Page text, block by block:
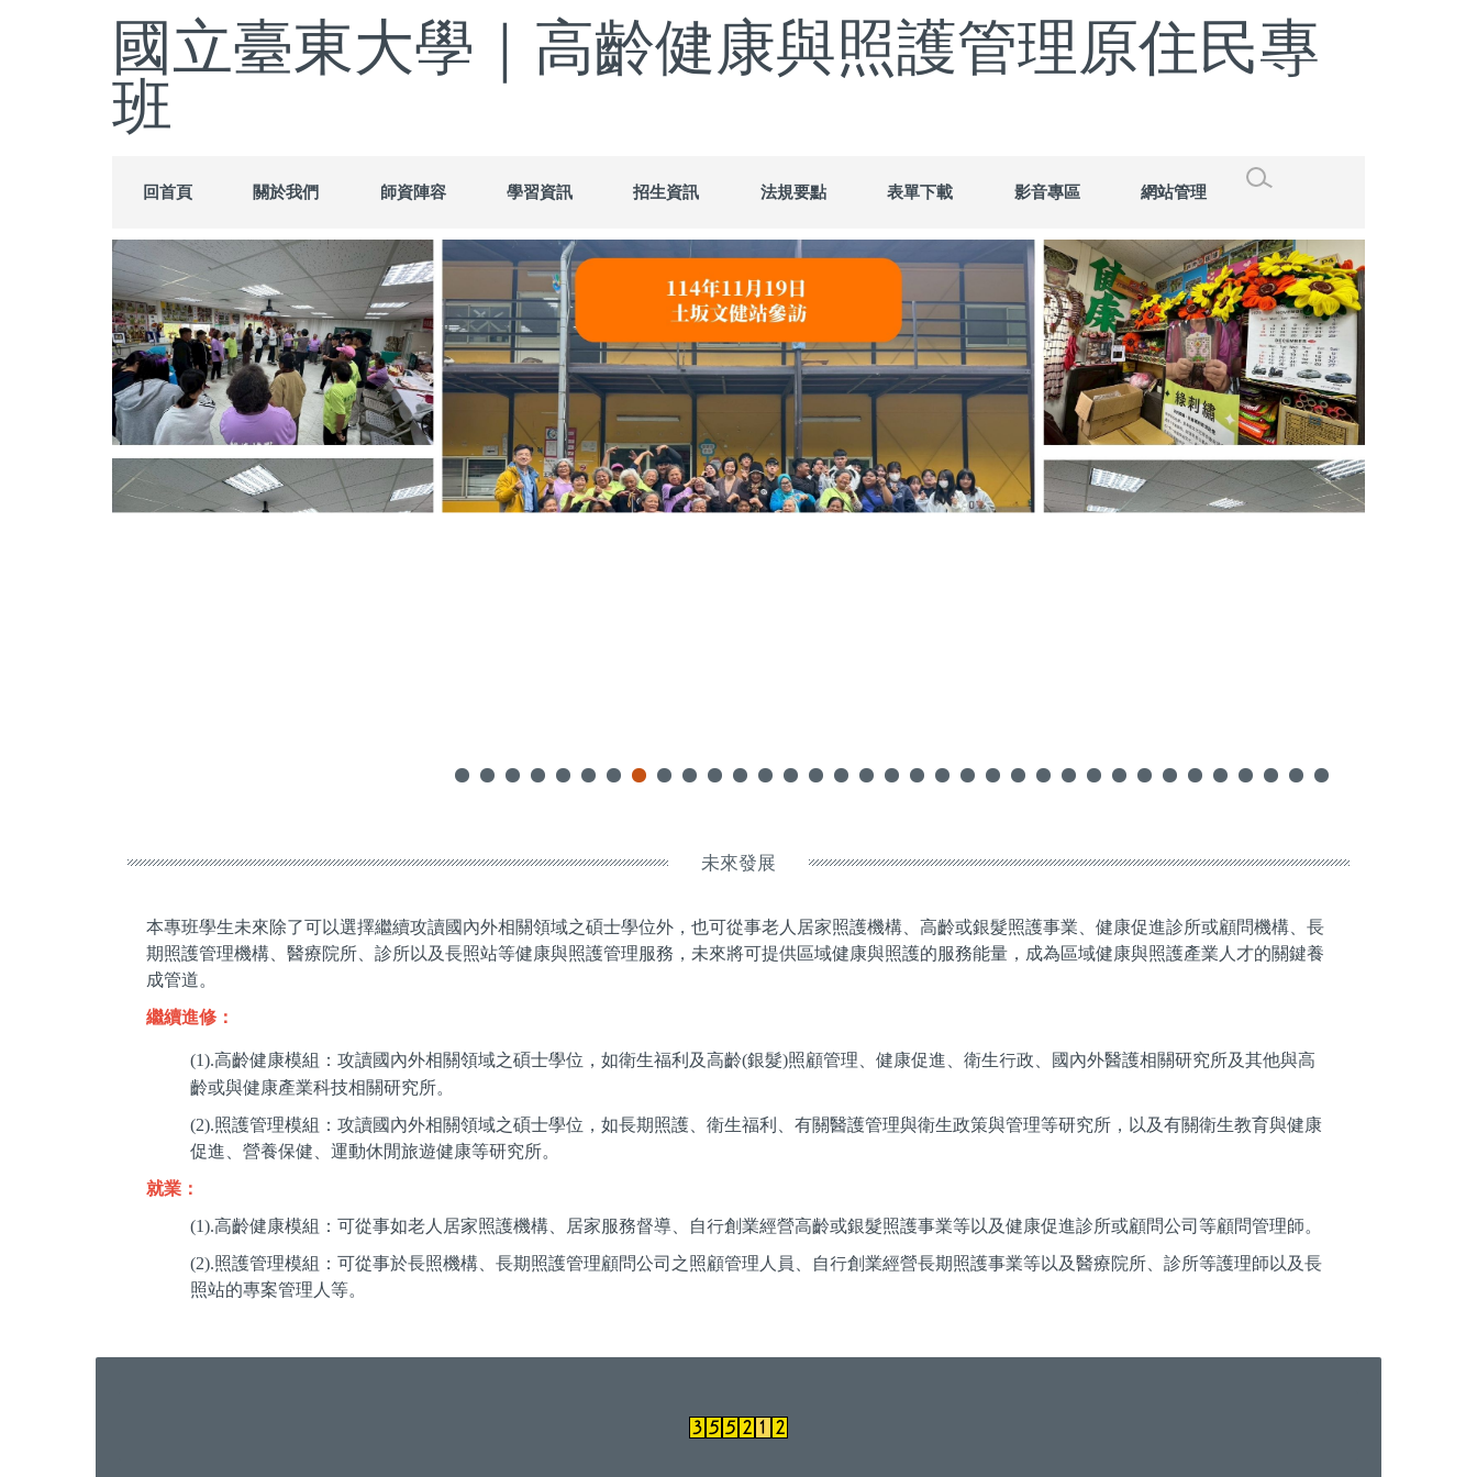
國立臺東大學｜高齡健康與照護管理原住民專
班
回首頁 關於我們 師資陣容 學習資訊 招生資訊 法規要點 表單下載 影音專區 網站管理
未來發展
本專班學生未來除了可以選擇繼續攻讀國內外相關領域之碩士學位外，也可從事老人居家照護機構、高齡或銀髮照護事業、健康促進診所或顧問機構、長
期照護管理機構、醫療院所、診所以及長照站等健康與照護管理服務，未來將可提供區域健康與照護的服務能量，成為區域健康與照護產業人才的關鍵養
成管道。
繼續進修：
(1).高齡健康模組：攻讀國內外相關領域之碩士學位，如衛生福利及高齡(銀髮)照顧管理、健康促進、衛生行政、國內外醫護相關研究所及其他與高
齡或與健康產業科技相關研究所。
(2).照護管理模組：攻讀國內外相關領域之碩士學位，如長期照護、衛生福利、有關醫護管理與衛生政策與管理等研究所，以及有關衛生教育與健康
促進、營養保健、運動休閒旅遊健康等研究所。
就業：
(1).高齡健康模組：可從事如老人居家照護機構、居家服務督導、自行創業經營高齡或銀髮照護事業等以及健康促進診所或顧問公司等顧問管理師。
(2).照護管理模組：可從事於長照機構、長期照護管理顧問公司之照顧管理人員、自行創業經營長期照護事業等以及醫療院所、診所等護理師以及長
照站的專案管理人等。